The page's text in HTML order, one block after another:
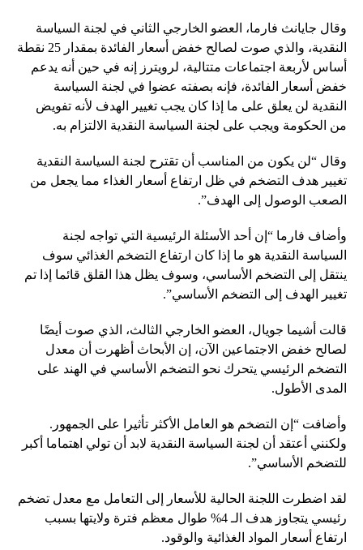
وقال جايانث فارما، العضو الخارجي الثاني في لجنة السياسة
النقدية، والذي صوت لصالح خفض أسعار الفائدة بمقدار 25 نقطة
أساس لأربعة اجتماعات متتالية، لرويترز إنه في حين أنه يدعم
خفض أسعار الفائدة، فإنه بصفته عضوا في لجنة السياسة
النقدية لن يعلق على ما إذا كان يجب تغيير الهدف لأنه تفويض
من الحكومة ويجب على لجنة السياسة النقدية الالتزام به.
وقال “لن يكون من المناسب أن تقترح لجنة السياسة النقدية
تغيير هدف التضخم في ظل ارتفاع أسعار الغذاء مما يجعل من
الصعب الوصول إلى الهدف”.
وأضاف فارما “إن أحد الأسئلة الرئيسية التي تواجه لجنة
السياسة النقدية هو ما إذا كان ارتفاع التضخم الغذائي سوف
ينتقل إلى التضخم الأساسي، وسوف يظل هذا القلق قائما إذا تم
تغيير الهدف إلى التضخم الأساسي”.
قالت أشيما جويال، العضو الخارجي الثالث، الذي صوت أيضًا
لصالح خفض الاجتماعين الآن، إن الأبحاث أظهرت أن معدل
التضخم الرئيسي يتحرك نحو التضخم الأساسي في الهند على
المدى الأطول.
وأضافت “إن التضخم هو العامل الأكثر تأثيرا على الجمهور.
ولكنني أعتقد أن لجنة السياسة النقدية لابد أن تولي اهتماما أكبر
للتضخم الأساسي”.
لقد اضطرت اللجنة الحالية للأسعار إلى التعامل مع معدل تضخم
رئيسي يتجاوز هدف الـ 4% طوال معظم فترة ولايتها بسبب
ارتفاع أسعار المواد الغذائية والوقود.